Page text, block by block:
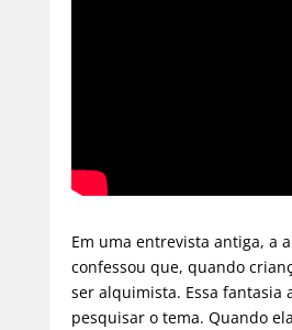
Em uma entrevista antiga, a
confessou que, quando
ser alquimista. Essa fantasia
pesquisar o tema. Quando